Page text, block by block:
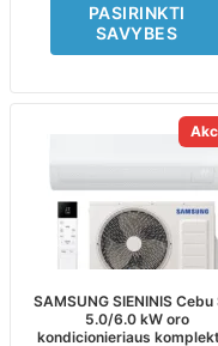
PASIRINKTI
SAVYBES
SAMSUNG SIENINIS Cebu
5.0/6.0 kW oro
kondicionieriaus
multiple
variants.
The
options
may
be